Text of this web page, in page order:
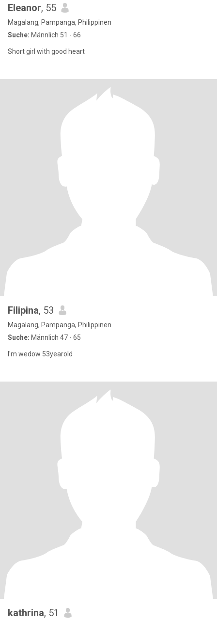
Eleanor, 55
Magalang, Pampanga, Philippinen
Suche: Männlich 51 - 66
Short girl with good heart
Filipina, 53
Magalang, Pampanga, Philippinen
Suche: Männlich 47 - 65
I'm wedow 53yearold
kathrina, 51